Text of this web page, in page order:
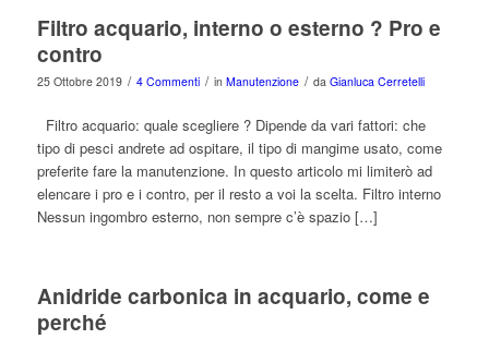
Filtro acquario, interno o esterno ? Pro e
contro
25 Ottobre 2019 / 4 Commenti / in Manutenzione / da Gianluca Cerretelli
Filtro acquario: quale scegliere ? Dipende da vari fattori: che
tipo di pesci andrete ad ospitare, il tipo di mangime usato, come
preferite fare la manutenzione. In questo articolo mi limiterò ad
elencare i pro e i contro, per il resto a voi la scelta. Filtro interno
Nessun ingombro esterno, non sempre c’è spazio […]
Anidride carbonica in acquario, come e
perché